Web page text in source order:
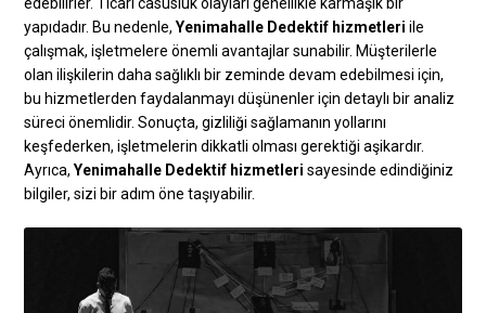
yapıdadır. Bu nedenle,Yenimahalle Dedektif hizmetleri ile
çalışmak, işletmelere önemli avantajlar sunabilir. Müşterilerle
olan ilişkilerin daha sağlıklı bir zeminde devam edebilmesi için,
bu hizmetlerden faydalanmayı düşünenler için detaylı bir analiz
süreci önemlidir. Sonuçta, gizliliği sağlamanın yollarını
keşfederken, işletmelerin dikkatli olması gerektiği aşikardır.
Ayrıca,Yenimahalle Dedektif hizmetleri sayesinde edindiğiniz
bilgiler, sizi bir adım öne taşıyabilir.